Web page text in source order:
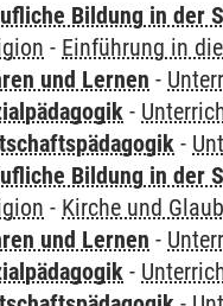
Bildung in der
- Einführung in
und Lernen -
-
-
Bildung in der
- Kirche und
und Lernen -
-